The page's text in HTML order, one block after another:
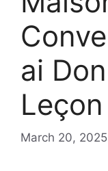
ai
March 20, 2025